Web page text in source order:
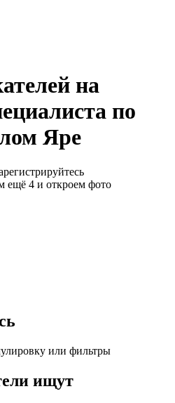
на
по
Яре
ещё 4 и откроем фото
или фильтры
ищут